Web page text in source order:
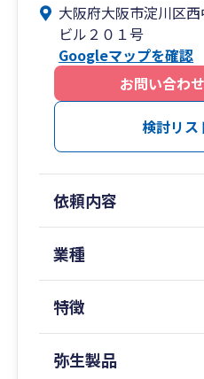
私たちフラッグシップは
の計算」にとどまらず、
フパートナーとして「夢
こと」であると考えてい
そのため私たちは業務範
客様と真摯に向き合い、
ひとつに工夫を凝らし、
ライフパートナーとし
提供し、あなたの夢を叶
とを楽しみにしています。
大阪府大阪市淀川区
ビル２０１号
Googleマップを確認
お問い合わせ
検討リス
依頼内容
業種
特徴
弥生製品